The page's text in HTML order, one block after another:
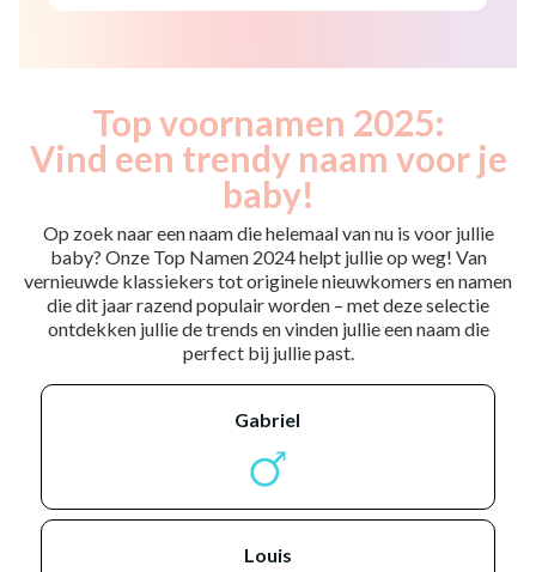
Top voornamen 2025:
Vind een trendy naam voor je
baby!
Op zoek naar een naam die helemaal van nu is voor jullie
baby? Onze Top Namen 2024 helpt jullie op weg! Van
vernieuwde klassiekers tot originele nieuwkomers en namen
die dit jaar razend populair worden – met deze selectie
ontdekken jullie de trends en vinden jullie een naam die
perfect bij jullie past.
gabriel
louis